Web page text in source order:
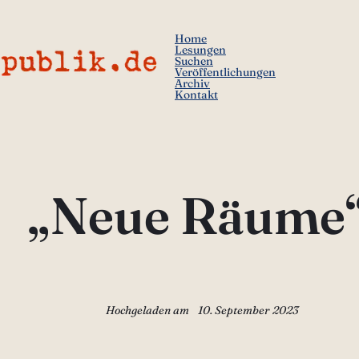
Home
Lesungen
Suchen
Veröffentlichungen
Archiv
Kontakt
„Neue
Hochgeladen am 10. September 2023